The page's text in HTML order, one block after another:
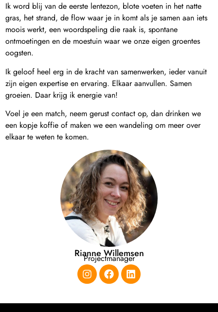
Rianne Willemsen
Projectmanager
Ik word blij van de eerste lentezon, blote voeten in het natte
gras, het strand, de flow waar je in komt als je samen aan iets
moois werkt, een woordspeling die raak is, spontane
ontmoetingen en de moestuin waar we onze eigen groentes
oogsten.
Ik geloof heel erg in de kracht van samenwerken, ieder vanuit
zijn eigen expertise en ervaring. Elkaar aanvullen. Samen
groeien. Daar krijg ik energie van!
Voel je een match, neem gerust contact op, dan drinken we
een kopje koffie of maken we een wandeling om meer over
elkaar te weten te komen.